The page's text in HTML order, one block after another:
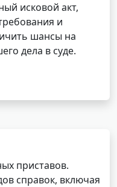
исковой акт,
и
шансы на
дела в суде.
приставов.
справок, включая